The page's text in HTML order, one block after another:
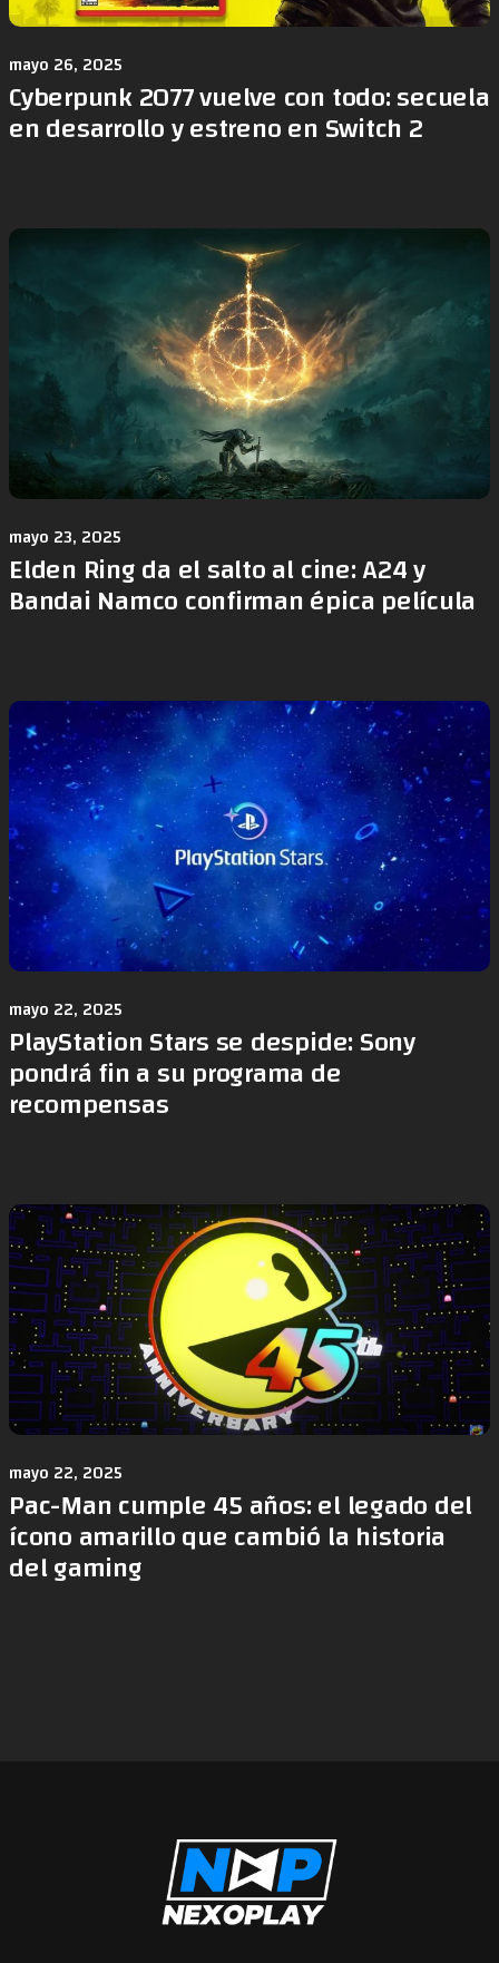
mayo 26, 2025
Cyberpunk 2077 vuelve con todo: secuela
en desarrollo y estreno en Switch 2
mayo 23, 2025
Elden Ring da el salto al cine: A24 y
Bandai Namco confirman épica película
mayo 22, 2025
PlayStation Stars se despide: Sony
pondrá fin a su programa de
recompensas
mayo 22, 2025
Pac-Man cumple 45 años: el legado del
ícono amarillo que cambió la historia
del gaming